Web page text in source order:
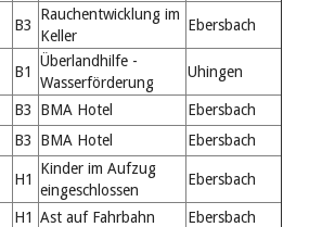
B3
Rauchentwicklung im
Keller
Ebersbach
B1
Überlandhilfe -
Wasserförderung
Uhingen
B3 BMA Hotel
Ebersbach
B3 BMA Hotel Ebersbach
H1
Kinder im Aufzug
eingeschlossen
Ebersbach
H1 Ast auf Fahrbahn
Ebersbach